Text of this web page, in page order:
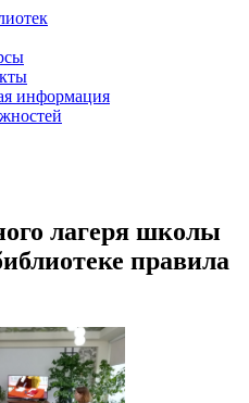
информация
лагеря школы
правила